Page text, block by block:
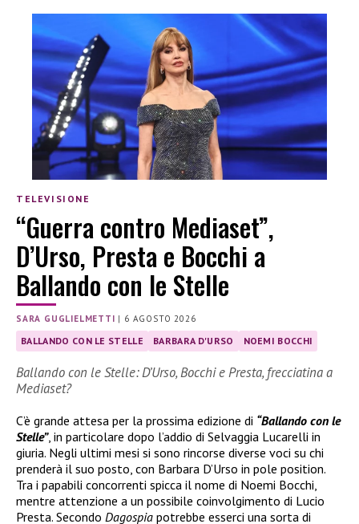
TELEVISIONE
“Guerra contro Mediaset”,
D’Urso, Presta e Bocchi a
Ballando con le Stelle
SARA GUGLIELMETTI | 6 AGOSTO 2026
BALLANDO CON LE STELLE BARBARA D'URSO NOEMI BOCCHI
Ballando con le Stelle: D’Urso, Bocchi e Presta, frecciatina a
Mediaset?
C’è grande attesa per la prossima edizione di “Ballando con le
Stelle”, in particolare dopo l’addio di Selvaggia Lucarelli in
giuria. Negli ultimi mesi si sono rincorse diverse voci su chi
prenderà il suo posto, con Barbara D’Urso in pole position.
Tra i papabili concorrenti spicca il nome di Noemi Bocchi,
mentre attenzione a un possibile coinvolgimento di Lucio
Presta. Secondo Dagospia potrebbe esserci una sorta di